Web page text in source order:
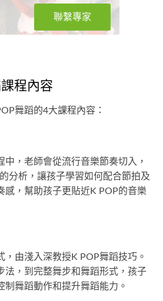
聯繫專家
程內容
舞蹈的4大課程內容：
中，老師會從流行音樂節奏切入，
分析，讓孩子學習如何配合節拍及
感，幫助孩子更貼近K POP的音樂
，由淺入深教授K POP舞蹈技巧。
法，到完整舞步和舞蹈形式，孩子
制舞蹈動作和提升舞蹈能力。